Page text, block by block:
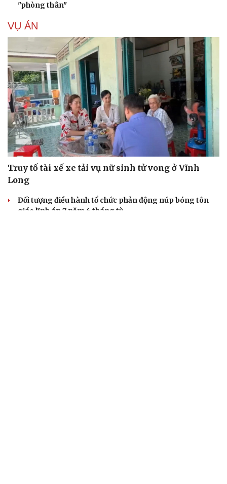
"phòng thân"
VỤ ÁN
Truy tố tài xế xe tải vụ nữ sinh tử vong ở Vĩnh
Long
Đối tượng điều hành tổ chức phản động núp bóng tôn
giáo lĩnh án 7 năm 6 tháng tù